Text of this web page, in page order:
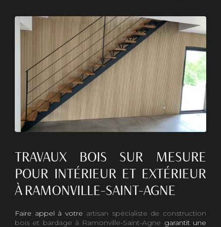
TRAVAUX BOIS SUR MESURE
POUR INTÉRIEUR ET EXTÉRIEUR
À RAMONVILLE-SAINT-AGNE
Faire appel à votre artisan spécialiste de construction
bois et bardage à Ramonville-Saint-Agne garantit une